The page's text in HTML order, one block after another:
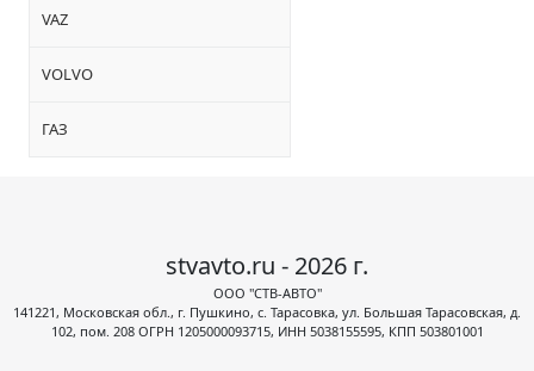
VAZ
VOLVO
ГАЗ
stvavto.ru - 2026 г.
ООО "СТВ-АВТО"
141221, Московская обл., г. Пушкино, с. Тарасовка, ул. Большая Тарасовская, д.
102, пом. 208 ОГРН 1205000093715, ИНН 5038155595, КПП 503801001